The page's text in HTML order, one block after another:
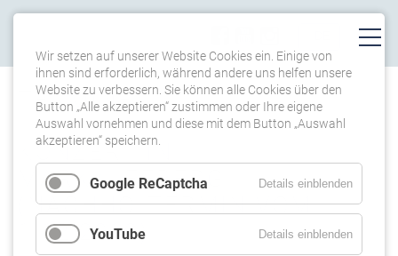
TERMINE
KONZERT IN
MARKKLEEBERG
(NACHHOLTERMIN VOM
1.12.2019)
Wir setzen auf unserer Website Cookies ein. Einige von
ihnen sind erforderlich, während andere uns helfen unsere
Website zu verbessern. Sie können alle Cookies über den
Button „Alle akzeptieren“ zustimmen oder Ihre eigene
Auswahl vornehmen und diese mit dem Button „Auswahl
akzeptieren“ speichern.
Google ReCaptcha Details einblenden
YouTube Details einblenden